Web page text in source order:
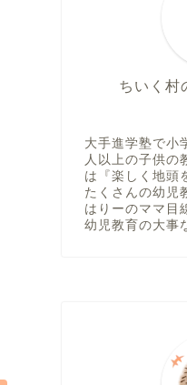
ちいく村
大手進学塾で小
人以上の子供の
は『楽しく地頭
たくさんの幼児
はりーのママ目
幼児教育の大事